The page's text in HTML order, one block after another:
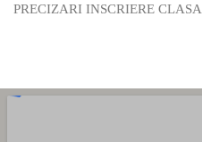
PRECIZARI INSCRIERE